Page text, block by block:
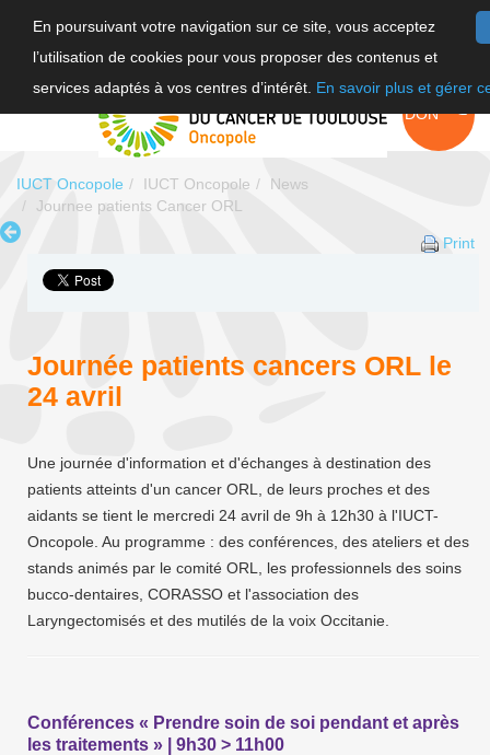
En poursuivant votre navigation sur ce site, vous acceptez
l’utilisation de cookies pour vous proposer des contenus et
services adaptés à vos centres d’intérêt. En savoir plus et gérerEN
FAIRE UN
DON
IUCT Oncopole IUCT Oncopole
News
Journee patients Cancer ORL
Print
Journée patients cancers ORL le
24 avril
Une journée d'information et d'échanges à destination des
patients atteints d'un cancer ORL, de leurs proches et des
aidants se tient le mercredi 24 avril de 9h à 12h30 à l'IUCT-
Oncopole. Au programme : des conférences, des ateliers et des
stands animés par le comité ORL, les professionnels des soins
bucco-dentaires, CORASSO et l'association des
Laryngectomisés et des mutilés de la voix Occitanie.
Conférences « Prendre soin de soi pendant et après
les traitements » | 9h30 > 11h00